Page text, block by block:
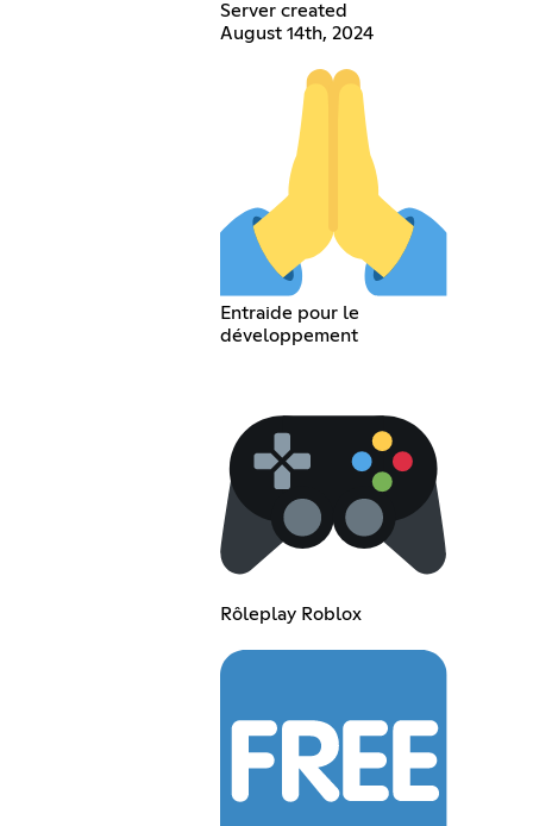
Server created
August 14th, 2024
Entraide pour le
développement
Rôleplay Roblox